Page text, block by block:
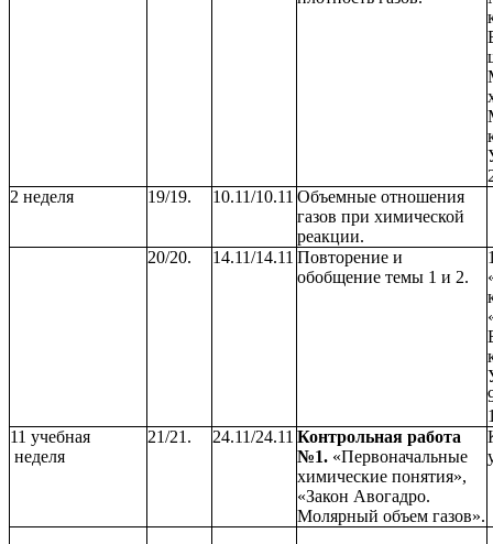
2 неделя
19/19. 10.11/10.11 Объемные отношения
газов при химической
реакции.
20/20.
14.11/14.11 Повторение и
обобщение темы 1 и 2.
11 учебная
неделя
21/21. 24.11/24.11 Контрольная работа
№1. «Первоначальные
химические понятия»,
«Закон Авогадро.
Молярный объем газов».